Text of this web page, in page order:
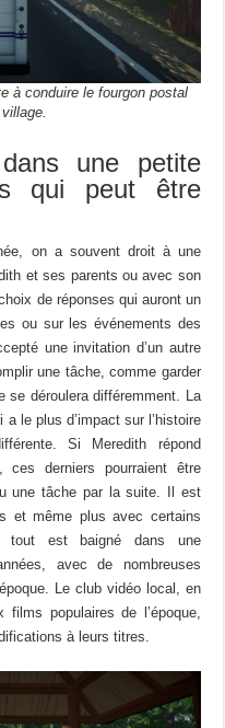
à conduire le fourgon postal
une petite
qui peut être
on a souvent droit à une
et ses parents ou avec son
de réponses qui auront un
ou sur les événements des
une invitation d’un autre
une tâche, comme garder
se déroulera différemment. La
le plus d’impact sur l’histoire
Si Meredith répond
ces derniers pourraient être
une tâche par la suite. Il est
et même plus avec certains
tout est baigné dans une
avec de nombreuses
Le club vidéo local, en
films populaires de l’époque,
à leurs titres.